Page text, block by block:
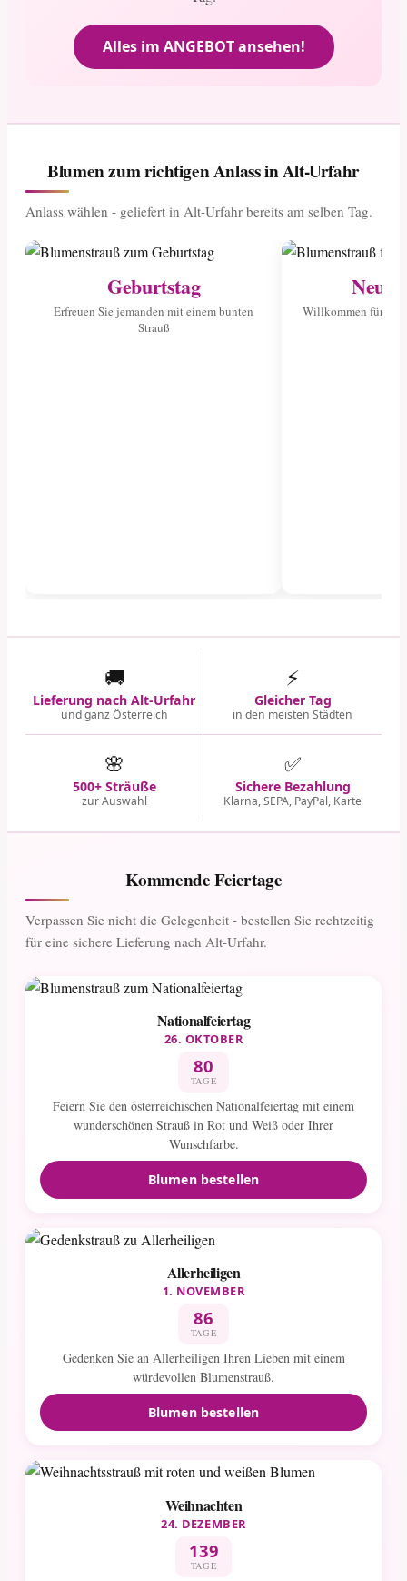
Alles im ANGEBOT ansehen!
Blumen zum richtigen Anlass in Alt-Urfahr
Anlass wählen - geliefert in Alt-Urfahr bereits am selben Tag.
Geburtstag
Erfreuen Sie jemanden mit einem bunten
Strauß
Willkommen für
🚚
Lieferung nach Alt-Urfahr
und ganz Österreich
⚡
Gleicher Tag
in den meisten Städten
🌸
500+ Sträuße
zur Auswahl
✅
Sichere Bezahlung
Klarna, SEPA, PayPal, Karte
Kommende Feiertage
Verpassen Sie nicht die Gelegenheit - bestellen Sie rechtzeitig
für eine sichere Lieferung nach Alt-Urfahr.
Nationalfeiertag
26. OKTOBER
80
TAGE
Feiern Sie den österreichischen Nationalfeiertag mit einem
wunderschönen Strauß in Rot und Weiß oder Ihrer
Wunschfarbe.
Blumen bestellen
Allerheiligen
1. NOVEMBER
86
TAGE
Gedenken Sie an Allerheiligen Ihren Lieben mit einem
würdevollen Blumenstrauß.
Blumen bestellen
Weihnachten
24. DEZEMBER
139
TAGE